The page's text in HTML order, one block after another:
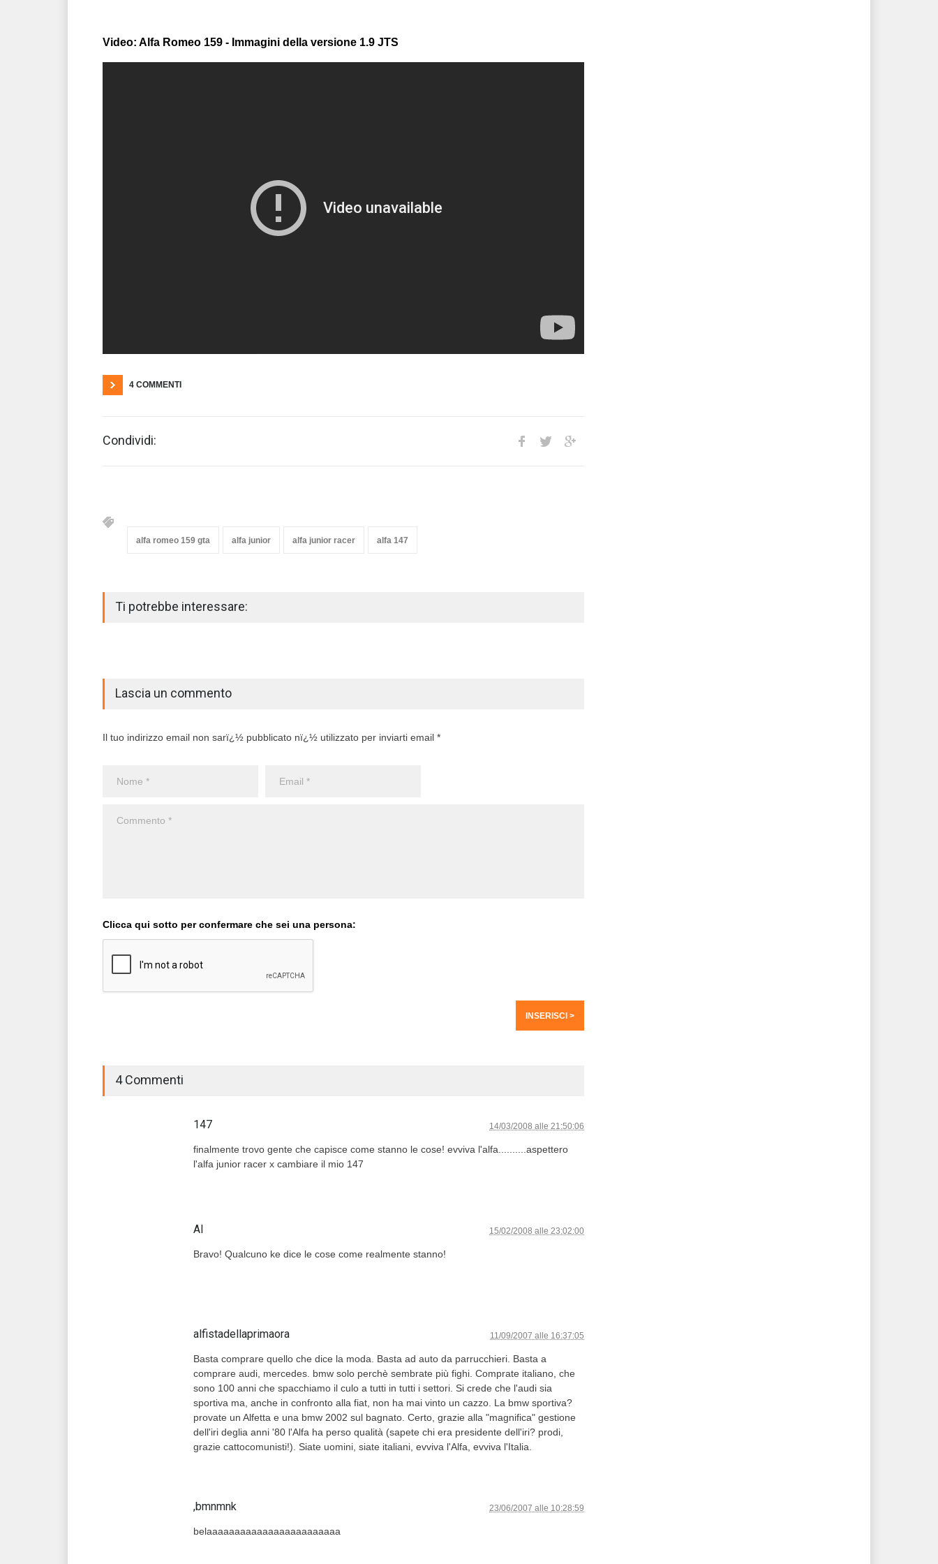
Video: Alfa Romeo 159 - Immagini della versione 1.9 JTS
4 COMMENTI
Condividi:
alfa romeo 159 gta alfa junior alfa junior racer alfa 147
Ti potrebbe interessare:
Lascia un commento
Il tuo indirizzo email non sarï¿½ pubblicato nï¿½ utilizzato per inviarti email *
Clicca qui sotto per confermare che sei una persona:
4 Commenti
147 14/03/2008 alle 21:50:06
finalmente trovo gente che capisce come stanno le cose! evviva l'alfa..........aspettero
l'alfa junior racer x cambiare il mio 147
Al 15/02/2008 alle 23:02:00
Bravo! Qualcuno ke dice le cose come realmente stanno!
alfistadellaprimaora 11/09/2007 alle 16:37:05
Basta comprare quello che dice la moda. Basta ad auto da parrucchieri. Basta a
comprare audi, mercedes. bmw solo perchè sembrate più fighi. Comprate italiano, che
sono 100 anni che spacchiamo il culo a tutti in tutti i settori. Si crede che l'audi sia
sportiva ma, anche in confronto alla fiat, non ha mai vinto un cazzo. La bmw sportiva?
provate un Alfetta e una bmw 2002 sul bagnato. Certo, grazie alla "magnifica" gestione
dell'iri deglia anni '80 l'Alfa ha perso qualità (sapete chi era presidente dell'iri? prodi,
grazie cattocomunisti!). Siate uomini, siate italiani, evviva l'Alfa, evviva l'Italia.
,bmnmnk 23/06/2007 alle 10:28:59
belaaaaaaaaaaaaaaaaaaaaaaaa